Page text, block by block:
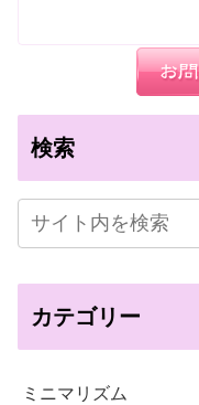
検索
カテゴリー
ミニマリズム